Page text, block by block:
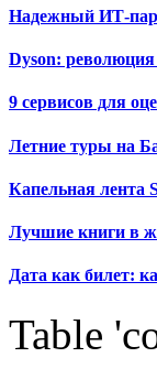
Надежный ИТ-
Dyson:
9 сервисов для
Летние туры на
Капельная лента
Лучшие книги в
Дата как билет:
Table